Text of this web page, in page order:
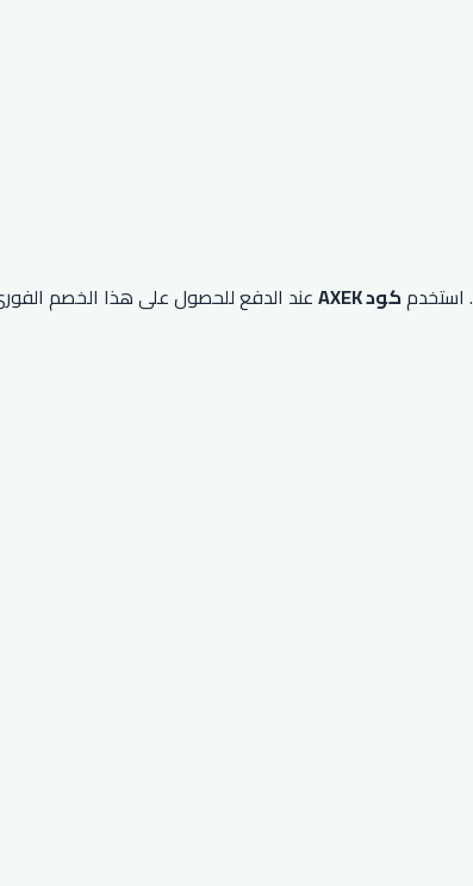
. استخدمكود AXEK
عند الدفع للحصول على هذا الخصم